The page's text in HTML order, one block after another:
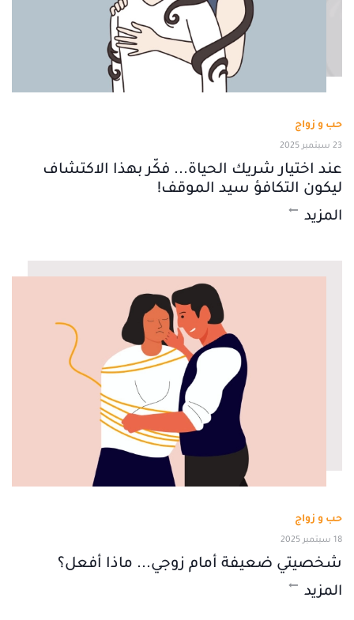
حب و زواج
23 سبتمبر 2025
عند اختيار شريك الحياة... فكّر بهذا الاكتشاف
ليكون التكافؤ سيد الموقف!
المزيد
حب و زواج
18 سبتمبر 2025
شخصيتي ضعيفة أمام زوجي... ماذا أفعل؟
المزيد